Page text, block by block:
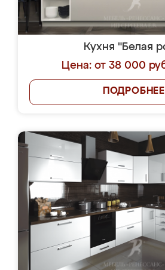
Кухня "Белая
Цена: от 38 000
ПОДРОБНЕЕ